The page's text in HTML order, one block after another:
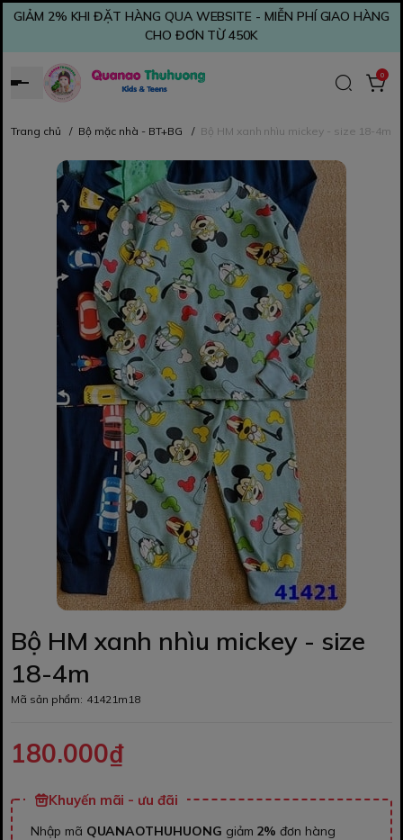
GIẢM 2% KHI ĐẶT HÀNG QUA WEBSITE - MIỄN PHÍ GIAO HÀNG
CHO ĐƠN TỪ 450K
0
Trang chủ / Bộ mặc nhà - BT+BG / Bộ HM xanh nhìu mickey - size 18-4m
Bộ HM xanh nhìu mickey - size
18-4m
Mã sản phẩm: 41421m18
180.000₫
Khuyến mãi - ưu đãi
Nhập mã QUANAOTHUHUONG giảm 2% đơn hàng